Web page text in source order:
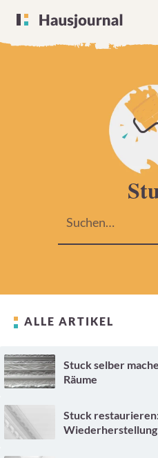
ALLE ARTIKEL
Stuck selber
Räume
Stuck
Wiederherstellung